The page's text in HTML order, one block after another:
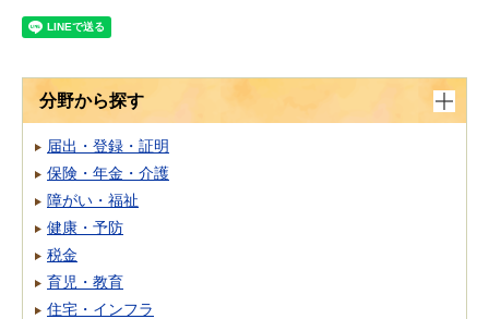
分野から探す
届出・登録・証明
保険・年金・介護
障がい・福祉
健康・予防
税金
育児・教育
住宅・インフラ